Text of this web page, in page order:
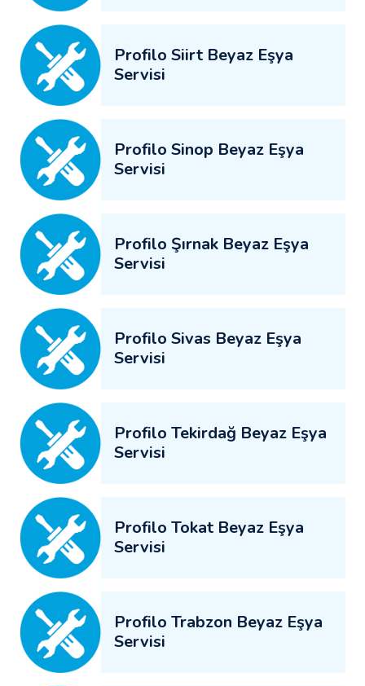
Profilo Siirt Beyaz Eşya
Servisi
Profilo Sinop Beyaz Eşya
Servisi
Profilo Şırnak Beyaz Eşya
Servisi
Profilo Sivas Beyaz Eşya
Servisi
Profilo Tekirdağ Beyaz Eşya
Servisi
Profilo Tokat Beyaz Eşya
Servisi
Profilo Trabzon Beyaz Eşya
Servisi